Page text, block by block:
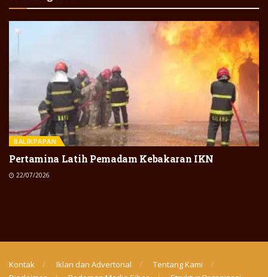
BALIKPAPAN
Pertamina Latih Pemadam Kebakaran IKN
22/07/2026
Kontak Iklan dan Advertorial
Tentang Kami